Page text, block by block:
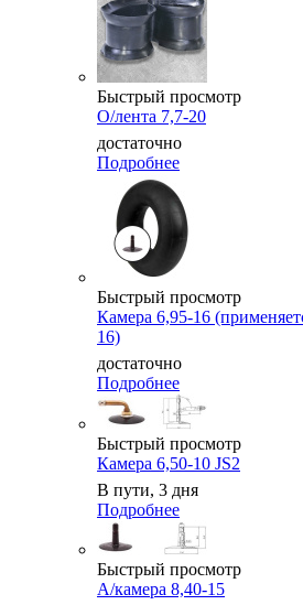
Быстрый просмотр
О/лента 7,7-20
достаточно
Подробнее
Быстрый просмотр
Камера 6,95-16
16)
достаточно
Подробнее
Быстрый просмотр
Камера 6,50-10 JS2
В пути, 3 дня
Подробнее
Быстрый просмотр
А/камера 8,40-15